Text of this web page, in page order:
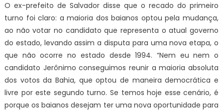
O ex-prefeito de Salvador disse que o recado do primeiro
turno foi claro: a maioria dos baianos optou pela mudança,
ao não votar no candidato que representa o atual governo
do estado, levando assim a disputa para uma nova etapa, o
que não ocorre no estado desde 1994. “Nem eu nem o
candidato Jerônimo conseguimos reunir a maioria absoluta
dos votos da Bahia, que optou de maneira democrática e
livre por este segundo turno. Se temos hoje esse cenário, é
porque os baianos desejam ter uma nova oportunidade para